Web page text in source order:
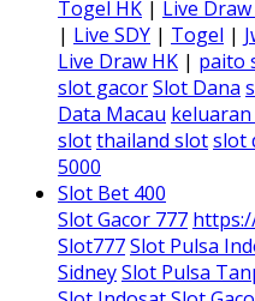
Togel HK | Live
| Live SDY | Togel |
Live Draw HK | paito
slot gacorSlot Dana
Data Macau keluaran
slotthailand slotslot
5000
Slot Bet 400
Slot Gacor 777
Slot777Slot Pulsa
SidneySlot Pulsa